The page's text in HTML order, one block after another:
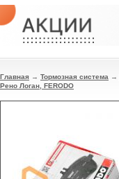
Главная → Тормозная система →
Рено Логан, FERODO